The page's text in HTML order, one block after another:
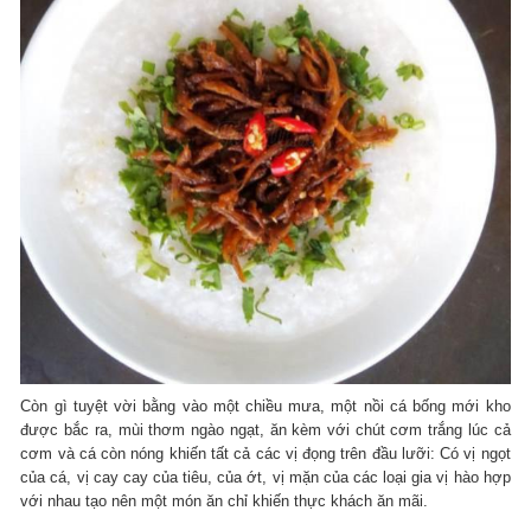
Còn gì tuyệt vời bằng vào một chiều mưa, một nồi cá bống mới kho
được bắc ra, mùi thơm ngào ngạt, ăn kèm với chút cơm trắng lúc cả
cơm và cá còn nóng khiến tất cả các vị đọng trên đầu lưỡi: Có vị ngọt
của cá, vị cay cay của tiêu, của ớt, vị mặn của các loại gia vị hào hợp
với nhau tạo nên một món ăn chỉ khiến thực khách ăn mãi.